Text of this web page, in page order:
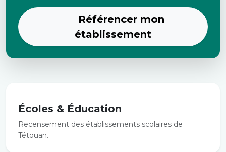
Référencer mon
établissement
Écoles & Éducation
Recensement des établissements scolaires de
Tétouan.